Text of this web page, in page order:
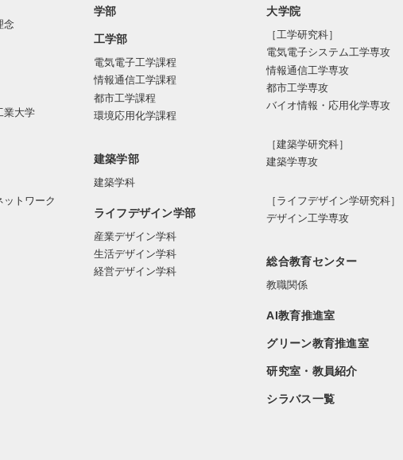
念
業大学
ットワーク
学部
工学部
電気電子工学課程
情報通信工学課程
都市工学課程
環境応用化学課程
建築学部
建築学科
ライフデザイン学部
産業デザイン学科
生活デザイン学科
経営デザイン学科
大学院
［工学研究科］
電気電⼦システム⼯学専攻
情報通信⼯学専攻
都市⼯学専攻
バイオ情報・応⽤化学専攻
［建築学研究科］
建築学専攻
［ライフデザイン学研究科］
デザイン工学専攻
総合教育センター
教職関係
AI教育推進室
グリーン教育推進室
研究室・教員紹介
シラバス一覧